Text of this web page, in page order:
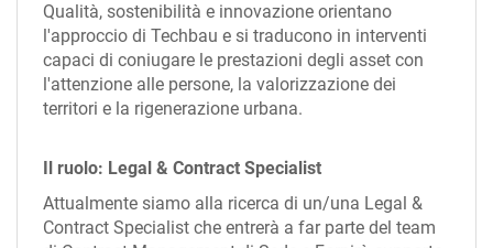
PT
Qualità, sostenibilità e innovazione orientano
l'approccio di Techbau e si traducono in interventi
capaci di coniugare le prestazioni degli asset con
l'attenzione alle persone, la valorizzazione dei
territori e la rigenerazione urbana.
Il ruolo: Legal & Contract Specialist
Attualmente siamo alla ricerca di un/una Legal &
Contract Specialist che entrerà a far parte del team